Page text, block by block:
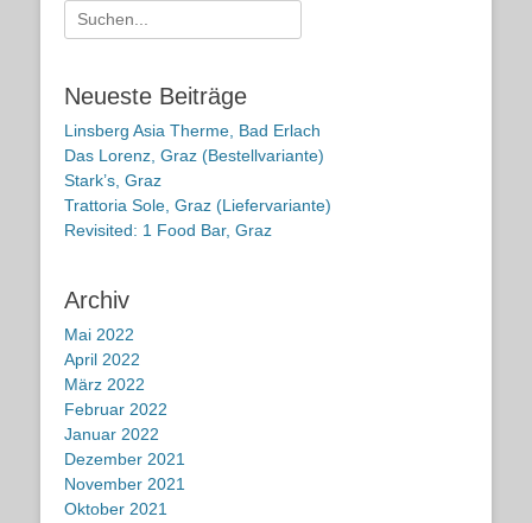
Suche
nach:
Neueste Beiträge
Linsberg Asia Therme, Bad Erlach
Das Lorenz, Graz (Bestellvariante)
Stark’s, Graz
Trattoria Sole, Graz (Liefervariante)
Revisited: 1 Food Bar, Graz
Archiv
Mai 2022
April 2022
März 2022
Februar 2022
Januar 2022
Dezember 2021
November 2021
Oktober 2021